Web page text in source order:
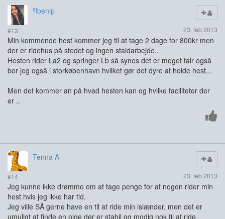
ºIbenip
#13 23. feb 2013
Min kommende hest kommer jeg til at tage 2 dage for 800kr men
der er ridehus på stedet og ingen staldarbejde..
Hesten rider La2 og springer Lb så synes det er meget fair også
bor jeg også i storkøbenhavn hvilket gør det dyre at holde hest...
Men det kommer an på hvad hesten kan og hvilke faciliteter der
er ..
Tenna A
#14 23. feb 2013
Jeg kunne ikke drømme om at tage penge for at nogen rider min
hest hvis jeg ikke har tid.
Jeg ville SÅ gerne have en til at ride min islænder, men det er
umuligt at finde en pige der er stabil og modig nok til at ride